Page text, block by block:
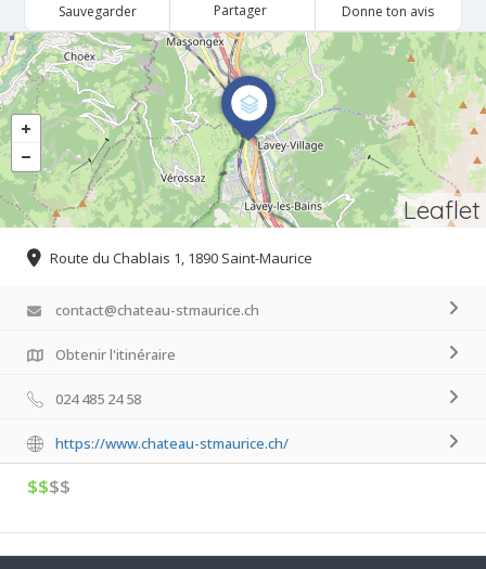
Sauvegarder Partager Donne ton avis
Leaflet
Route du Chablais 1, 1890 Saint-Maurice
contact@chateau-stmaurice.ch
Obtenir l'itinéraire
024 485 24 58
https://www.chateau-stmaurice.ch/
$$$$